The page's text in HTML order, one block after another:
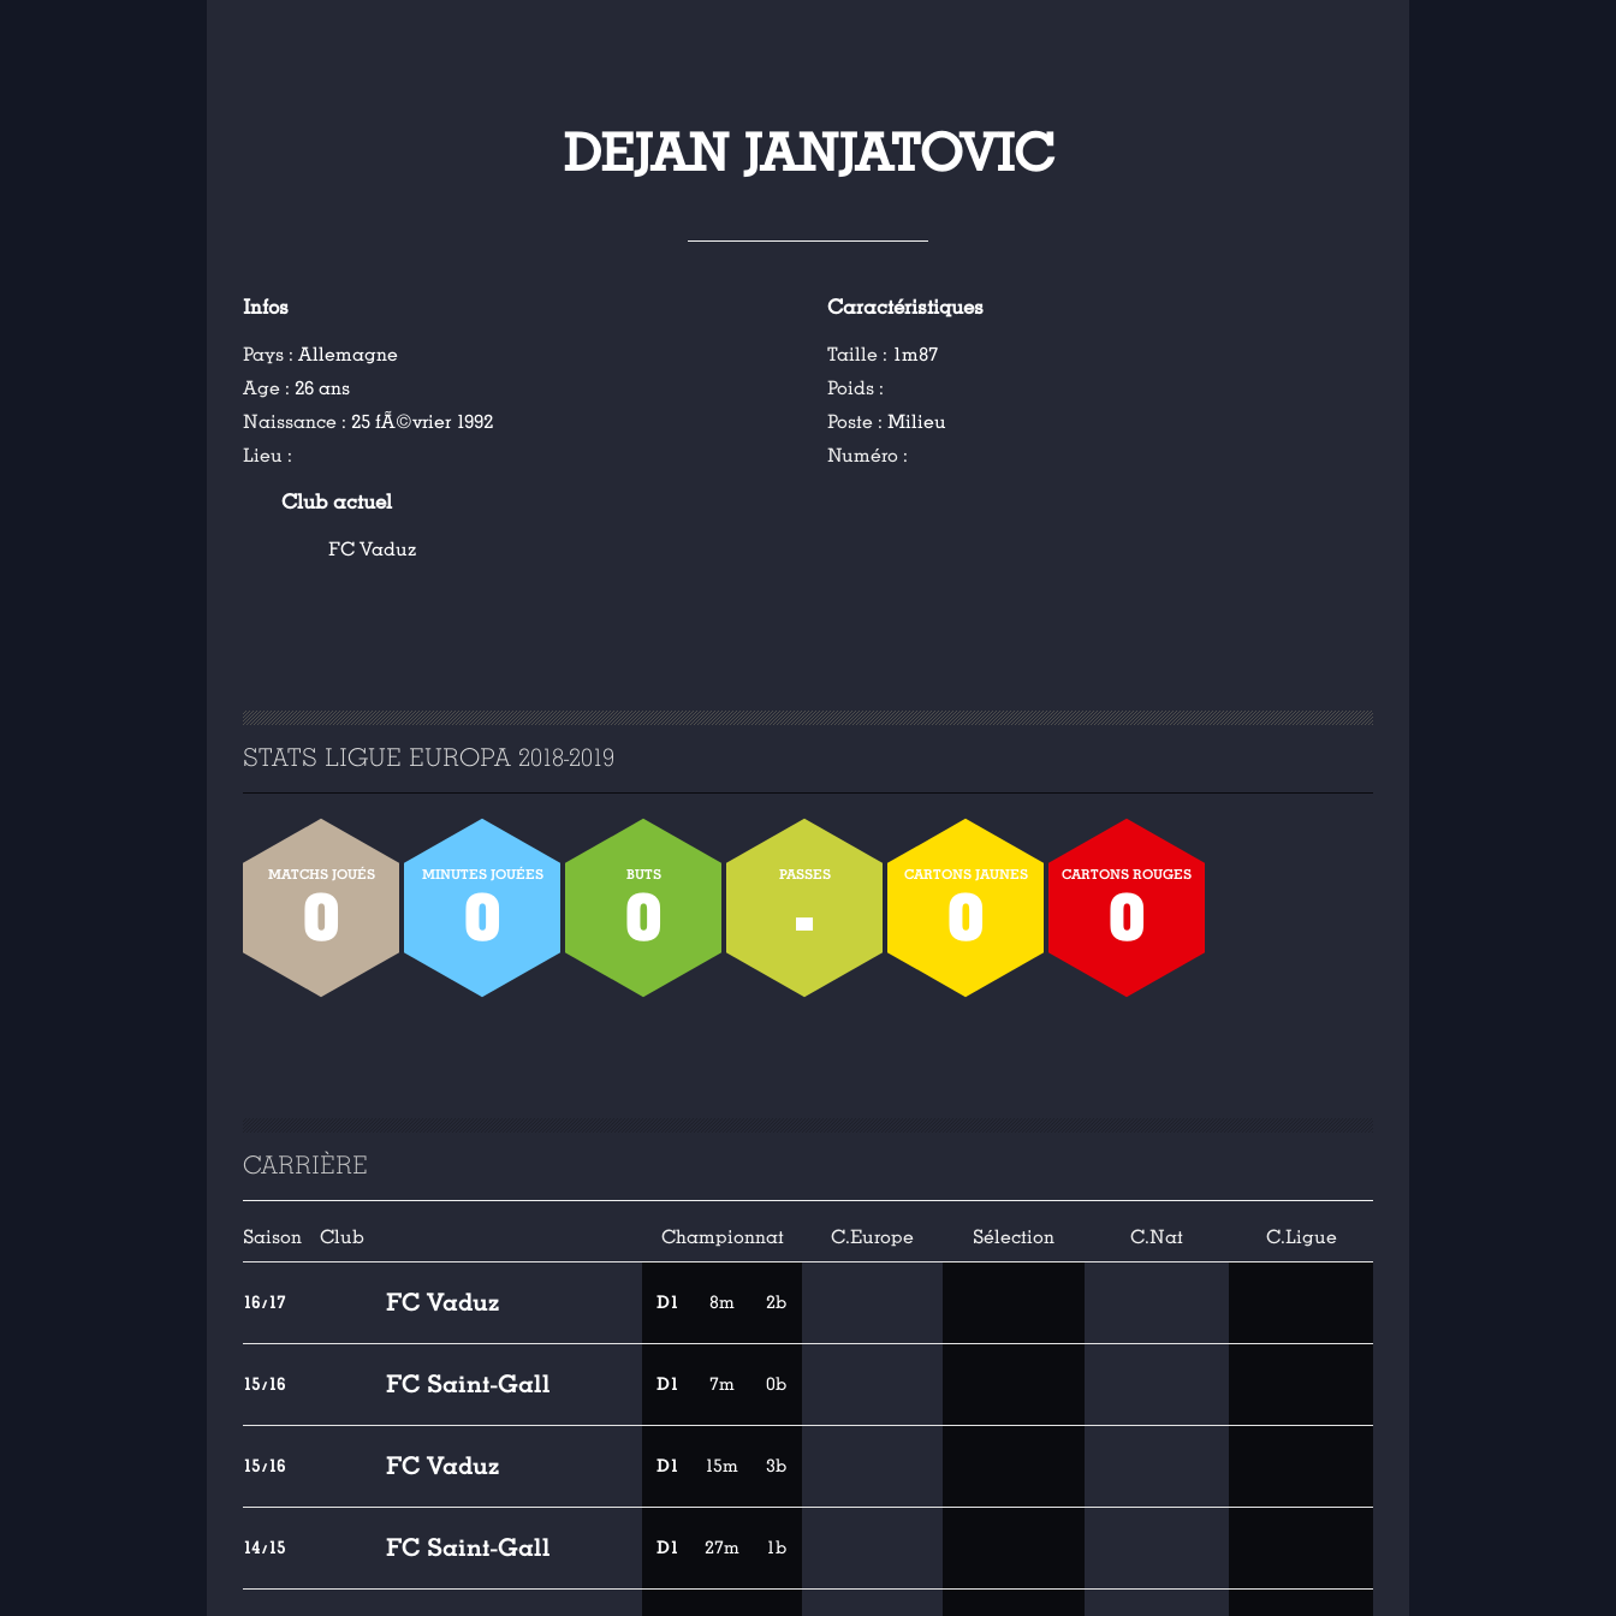
DEJAN JANJATOVIC
Infos
Pays : Allemagne
Age : 26 ans
Naissance : 25 fÃ©vrier 1992
Lieu :
Caractéristiques
Taille : 1m87
Poids :
Poste :Milieu
Numéro :
Club actuel
FC Vaduz
STATS LIGUE EUROPA 2018-2019
MATCHS JOUÉS
0
MINUTES JOUÉES
0
BUTS
0
PASSES
-
CARTONS JAUNES
0
CARTONS ROUGES
0
CARRIÈRE
Saison Club Championnat C.Europe Sélection C.Nat C.Ligue
16/17 FC Vaduz D1 8m 2b
15/16 FC Saint-Gall D1 7m 0b
15/16 FC Vaduz D1 15m 3b
14/15 FC Saint-Gall D1 27m 1b